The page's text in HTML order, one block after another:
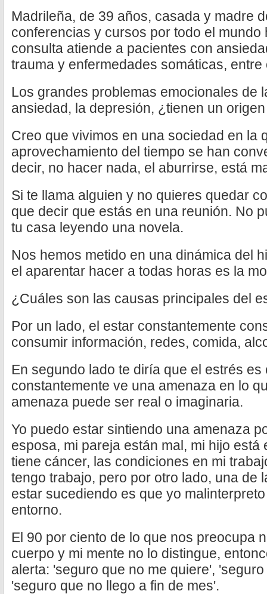
Madrileña, de 39 años, casada y madre
conferencias y cursos por todo el mundo
consulta atiende a pacientes con
trauma y enfermedades somáticas,
Los grandes problemas emocionales de
ansiedad, la depresión, ¿tienen un
Creo que vivimos en una sociedad en la
aprovechamiento del tiempo se han
decir, no hacer nada, el aburrirse, está
Si te llama alguien y no quieres quedar
que decir que estás en una reunión. No
tu casa leyendo una novela.
Nos hemos metido en una dinámica del
el aparentar hacer a todas horas es la
¿Cuáles son las causas principales del
Por un lado, el estar constantemente
consumir información, redes, comida,
En segundo lado te diría que el estrés
constantemente ve una amenaza en lo
amenaza puede ser real o imaginaria.
Yo puedo estar sintiendo una amenaza
esposa, mi pareja están mal, mi hijo está
tiene cáncer, las condiciones en mi
tengo trabajo, pero por otro lado, una de
estar sucediendo es que yo
entorno.
El 90 por ciento de lo que nos preocupa
cuerpo y mi mente no lo distingue,
alerta: 'seguro que no me quiere',
'seguro que no llego a fin de mes'.